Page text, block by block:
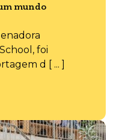
mundo
foi
d [ ... ]